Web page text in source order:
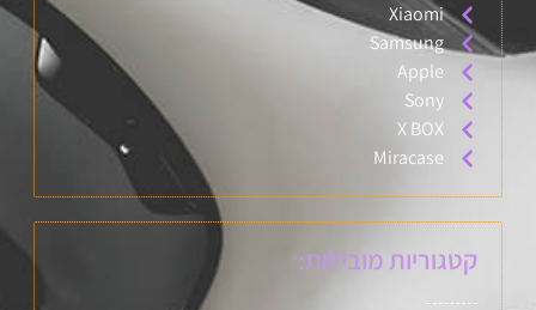
Xiaomi
Samsung
Apple
Sony
X BOX
Miracase
קטגוריות מובילות: